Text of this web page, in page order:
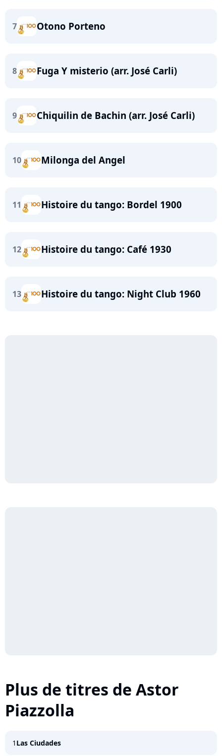
7 Otono Porteno
8 Fuga Y misterio (arr. José Carli)
9 Chiquilin de Bachin (arr. José Carli)
10 Milonga del Angel
11 Histoire du tango: Bordel 1900
12 Histoire du tango: Café 1930
13 Histoire du tango: Night Club 1960
Plus de titres de Astor
Piazzolla
1 Las Ciudades